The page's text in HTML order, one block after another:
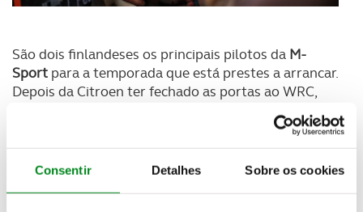
Consentir Detalhes Sobre os cookies
São dois finlandeses os principais pilotos da M-
Sport para a temporada que está prestes a arrancar.
Depois da Citroen ter fechado as portas ao WRC,
Lappi foi sempre um dos preferidos de Malcom
, mas só agora houve garantias para o jovem
piloto se sentar ao volante de um Ford Fiesta.
Assim, e depois da saída de Elfyn Evans para a